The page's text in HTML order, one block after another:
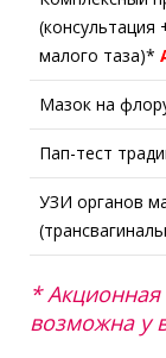
(консультация
малого таза)*
Мазок на
Пап-тест
УЗИ органов
* Акционная
возможна у